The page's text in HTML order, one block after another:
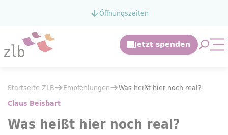
Zum Hauptinhalt springenÖffnungszeiten
Empfehlungen
Was heißt hier noch real?
Sie befinden sich hier:
Startseite ZLB Empfehlungen Was heißt hier noch real?
Claus Beisbart
Was heißt hier noch real?